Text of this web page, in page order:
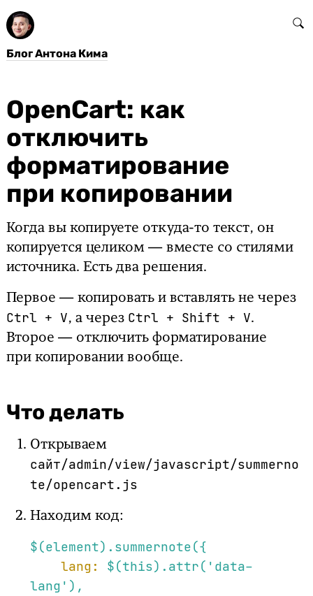
Блог Антона Кима
OpenCart: как
отключить
форматирование
при копировании
Когда вы копируете откуда-то текст, он
копируется целиком — вместе со стилями
источника. Есть два решения.
Первое — копировать и вставлять не через
Ctrl + V, а через Ctrl + Shift + V.
Второе — отключить форматирование
при копировании вообще.
Что делать
Открываем
сайт/admin/view/javascript/summerno
te/opencart.js
Находим код:
$(element).summernote({
lang:
$(this).attr('data-
lang'),